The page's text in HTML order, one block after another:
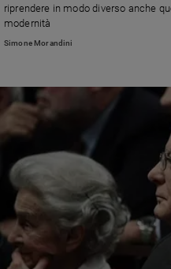
riprendere in modo diverso anche
modernità
Simone Morandini